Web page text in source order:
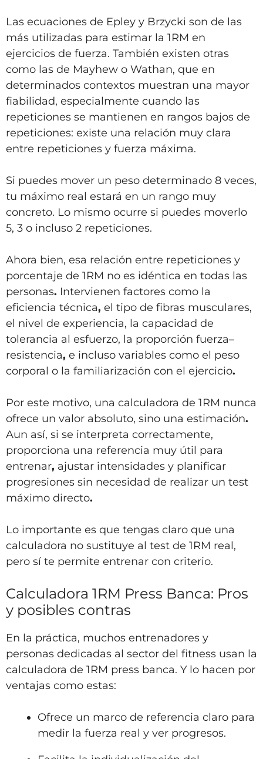
Las ecuaciones de Epley y Brzycki son de las
más utilizadas para estimar la 1RM en
ejercicios de fuerza. También existen otras
como las de Mayhew o Wathan, que en
determinados contextos muestran una mayor
fiabilidad, especialmente cuando las
repeticiones se mantienen en rangos bajos de
repeticiones: existe una relación muy clara
entre repeticiones y fuerza máxima.
Si puedes mover un peso determinado 8 veces,
tu máximo real estará en un rango muy
concreto. Lo mismo ocurre si puedes moverlo
5, 3 o incluso 2 repeticiones.
Ahora bien, esa relación entre repeticiones y
porcentaje de 1RM no es idéntica en todas las
personas. Intervienen factores como la
eficiencia técnica, el tipo de fibras musculares,
el nivel de experiencia, la capacidad de
tolerancia al esfuerzo, la proporción fuerza–
resistencia, e incluso variables como el peso
corporal o la familiarización con el ejercicio.
Por este motivo, una calculadora de 1RM nunca
ofrece un valor absoluto, sino una estimación.
Aun así, si se interpreta correctamente,
proporciona una referencia muy útil para
entrenar, ajustar intensidades y planificar
progresiones sin necesidad de realizar un test
máximo directo.
Lo importante es que tengas claro que una
calculadora no sustituye al test de 1RM real,
pero sí te permite entrenar con criterio.
Calculadora 1RM Press Banca: Pros
y posibles contras
En la práctica, muchos entrenadores y
personas dedicadas al sector del fitness usan la
calculadora de 1RM press banca. Y lo hacen por
ventajas como estas:
Ofrece un marco de referencia claro para
medir la fuerza real y ver progresos.